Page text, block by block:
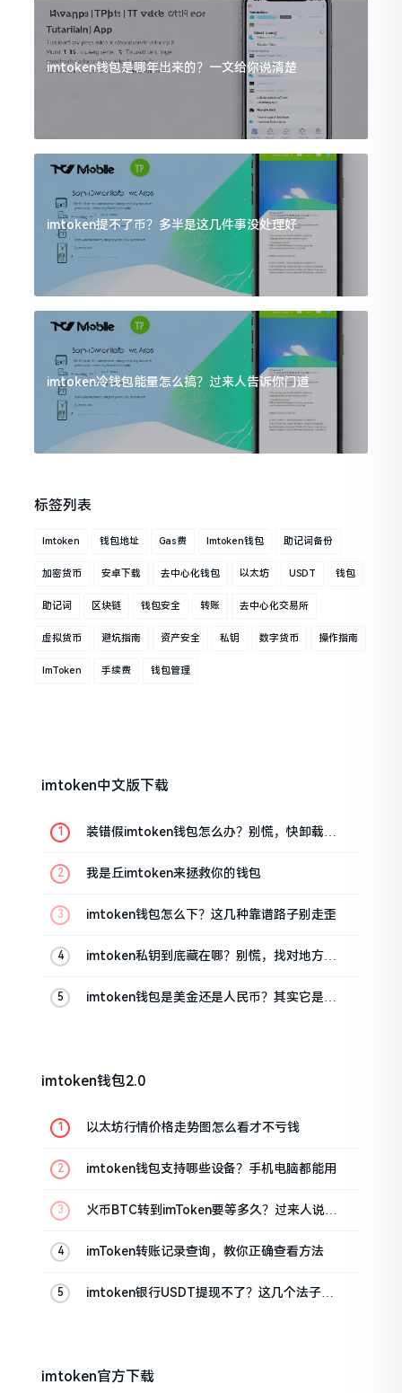
imtoken钱包是哪年出来的？一文给你说清楚
imtoken提不了币？多半是这几件事没处理好
imtoken冷钱包能量怎么搞？过来人告诉你门道
标签列表
Imtoken 钱包地址 Gas费 Imtoken钱包 助记词备份
加密货币 安卓下载 去中心化钱包 以太坊 USDT 钱包
助记词 区块链 钱包安全 转账 去中心化交易所
虚拟货币 避坑指南 资产安全 私钥 数字货币 操作指南
ImToken 手续费 钱包管理
imtoken中文版下载
装错假imtoken钱包怎么办？别慌，快卸载，
我是丘imtoken来拯救你的钱包
imtoken钱包怎么下？这几种靠谱路子别走歪
imtoken私钥到底藏在哪？别慌，找对地方才
imtoken钱包是美金还是人民币？其实它是个
imtoken钱包2.0
以太坊行情价格走势图怎么看才不亏钱
imtoken钱包支持哪些设备？手机电脑都能用
火币BTC转到imToken要等多久？过来人说说
imToken转账记录查询，教你正确查看方法
imtoken银行USDT提现不了？这几个法子能
imtoken官方下载